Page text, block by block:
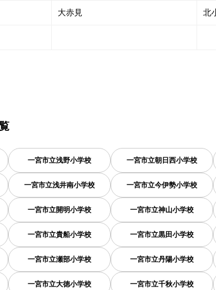
大赤見 北
一宮市立浅野小学校 一宮市立朝日西小学校
一宮市立浅井南小学校 一宮市立今伊勢小学校
一宮市立開明小学校 一宮市立神山小学校
一宮市立貴船小学校 一宮市立黒田小学校
一宮市立瀬部小学校 一宮市立丹陽小学校
一宮市立大徳小学校 一宮市立千秋小学校